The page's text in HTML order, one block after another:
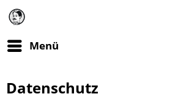
Menü
Datenschutz